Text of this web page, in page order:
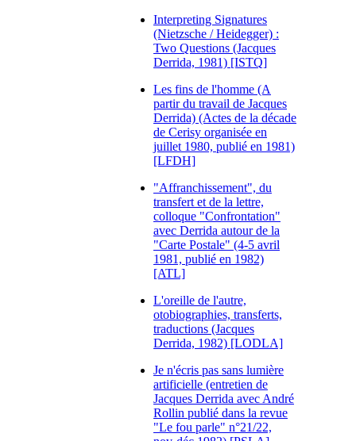
Interpreting Signatures
(Nietzsche / Heidegger) :
Two Questions (Jacques
Derrida, 1981) [ISTQ]
Les fins de l'homme (A
partir du travail de Jacques
Derrida) (Actes de la décade
de Cerisy organisée en
juillet 1980, publié en 1981)
[LFDH]
"Affranchissement", du
transfert et de la lettre,
colloque "Confrontation"
avec Derrida autour de la
"Carte Postale" (4-5 avril
1981, publié en 1982)
[ATL]
L'oreille de l'autre,
otobiographies, transferts,
traductions (Jacques
Derrida, 1982) [LODLA]
Je n'écris pas sans lumière
artificielle (entretien de
Jacques Derrida avec André
Rollin publié dans la revue
"Le fou parle" n°21/22,